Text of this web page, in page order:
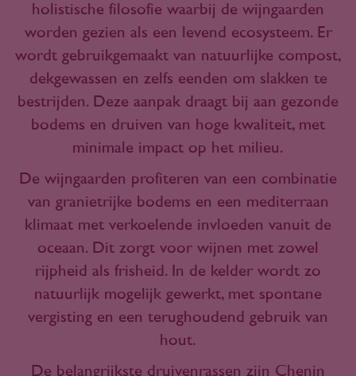
holistische filosofie waarbij de wijngaarden
worden gezien als een levend ecosysteem. Er
wordt gebruikgemaakt van natuurlijke compost,
dekgewassen en zelfs eenden om slakken te
bestrijden. Deze aanpak draagt bij aan gezonde
bodems en druiven van hoge kwaliteit, met
minimale impact op het milieu.
De wijngaarden profiteren van een combinatie
van granietrijke bodems en een mediterraan
klimaat met verkoelende invloeden vanuit de
oceaan. Dit zorgt voor wijnen met zowel
rijpheid als frisheid. In de kelder wordt zo
natuurlijk mogelijk gewerkt, met spontane
vergisting en een terughoudend gebruik van
hout.
De belangrijkste druivenrassen zijn Chenin